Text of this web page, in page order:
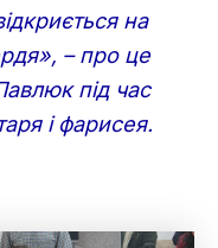
на
– про це
під час
і фарисея.